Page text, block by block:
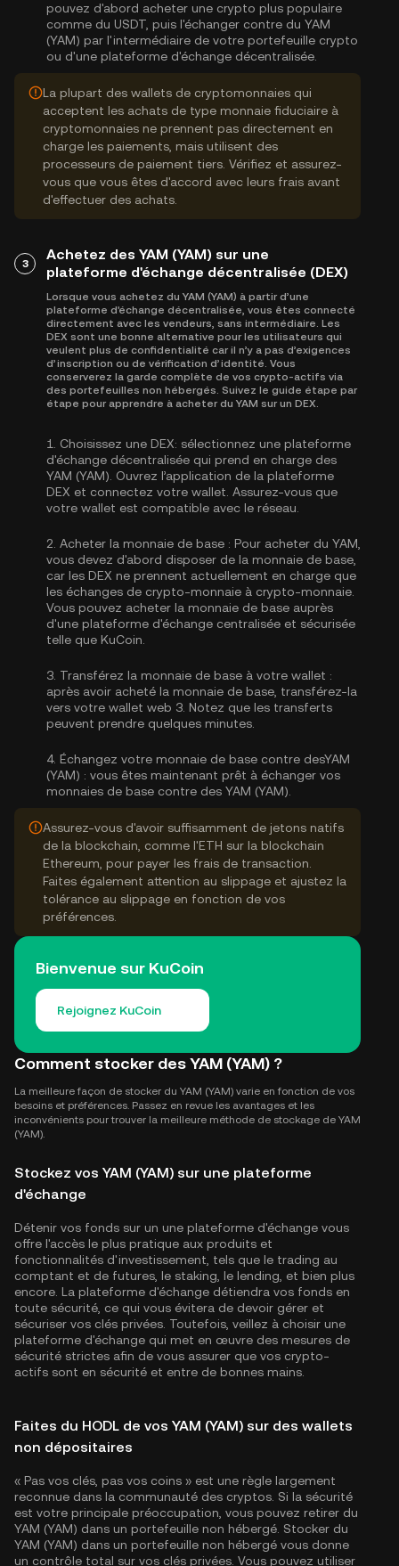
pouvez d'abord acheter une crypto plus populaire
comme du USDT, puis l'échanger contre du YAM
(YAM) par l'intermédiaire de votre portefeuille crypto
ou d'une plateforme d'échange décentralisée.
La plupart des wallets de cryptomonnaies qui
acceptent les achats de type monnaie fiduciaire à
cryptomonnaies ne prennent pas directement en
charge les paiements, mais utilisent des
processeurs de paiement tiers. Vérifiez et assurez-
vous que vous êtes d'accord avec leurs frais avant
d'effectuer des achats.
3
Achetez des YAM (YAM) sur une
plateforme d'échange décentralisée (DEX)
Lorsque vous achetez du YAM (YAM) à partir d’une
plateforme d'échange décentralisée, vous êtes connecté
directement avec les vendeurs, sans intermédiaire. Les
DEX sont une bonne alternative pour les utilisateurs qui
veulent plus de confidentialité car il n’y a pas d’exigences
d’inscription ou de vérification d’identité. Vous
conserverez la garde complète de vos crypto-actifs via
des portefeuilles non hébergés. Suivez le guide étape par
étape pour apprendre à acheter du YAM sur un DEX.
1. Choisissez une DEX: sélectionnez une plateforme
d'échange décentralisée qui prend en charge des
YAM (YAM). Ouvrez l’application de la plateforme
DEX et connectez votre wallet. Assurez-vous que
votre wallet est compatible avec le réseau.
2. Acheter la monnaie de base : Pour acheter du YAM,
vous devez d'abord disposer de la monnaie de base,
car les DEX ne prennent actuellement en charge que
les échanges de crypto-monnaie à crypto-monnaie.
Vous pouvez acheter la monnaie de base auprès
d'une plateforme d'échange centralisée et sécurisée
telle que KuCoin.
3. Transférez la monnaie de base à votre wallet :
après avoir acheté la monnaie de base, transférez-la
vers votre wallet web 3. Notez que les transferts
peuvent prendre quelques minutes.
4. Échangez votre monnaie de base contre desYAM
(YAM) : vous êtes maintenant prêt à échanger vos
monnaies de base contre des YAM (YAM).
Assurez-vous d'avoir suffisamment de jetons natifs
de la blockchain, comme l'ETH sur la blockchain
Ethereum, pour payer les frais de transaction.
Faites également attention au slippage et ajustez la
tolérance au slippage en fonction de vos
préférences.
Bienvenue sur KuCoin
Rejoignez KuCoin
Comment stocker des YAM (YAM) ?
La meilleure façon de stocker du YAM (YAM) varie en fonction de vos
besoins et préférences. Passez en revue les avantages et les
inconvénients pour trouver la meilleure méthode de stockage de YAM
(YAM).
Stockez vos YAM (YAM) sur une plateforme
d'échange
Détenir vos fonds sur un une plateforme d'échange vous
offre l'accès le plus pratique aux produits et
fonctionnalités d'investissement, tels que le trading au
comptant et de futures, le staking, le lending, et bien plus
encore. La plateforme d'échange détiendra vos fonds en
toute sécurité, ce qui vous évitera de devoir gérer et
sécuriser vos clés privées. Toutefois, veillez à choisir une
plateforme d'échange qui met en œuvre des mesures de
sécurité strictes afin de vous assurer que vos crypto-
actifs sont en sécurité et entre de bonnes mains.
Faites du HODL de vos YAM (YAM) sur des wallets
non dépositaires
« Pas vos clés, pas vos coins » est une règle largement
reconnue dans la communauté des cryptos. Si la sécurité
est votre principale préoccupation, vous pouvez retirer du
YAM (YAM) dans un portefeuille non hébergé. Stocker du
YAM (YAM) dans un portefeuille non hébergé vous donne
un contrôle total sur vos clés privées. Vous pouvez utiliser